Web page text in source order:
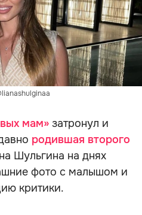
мам» затронул и
родившая второго
Шульгина на днях
фото с малышом и
критики.